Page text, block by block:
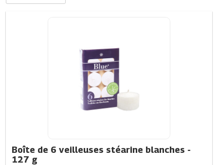
Boîte de 6 veilleuses stéarine blanches -
127 g